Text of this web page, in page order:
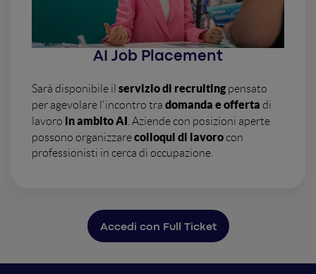
AI Job Placement
Sarà disponibile il servizio di recruitingpensato
per agevolare l'incontro tra domanda e offerta di
lavoro in ambito AI . Aziende con posizioni aperte
possono organizzarecolloqui di lavorocon
professionisti in cerca di occupazione.
Accedi con Full Ticket